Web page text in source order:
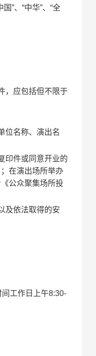
”、“中华”、“全
，应包括但不限于
位名称、演出名
印件或同意开业的
在演出场所举办
公众聚集场所投
及依法取得的安
工作日上午8:30-